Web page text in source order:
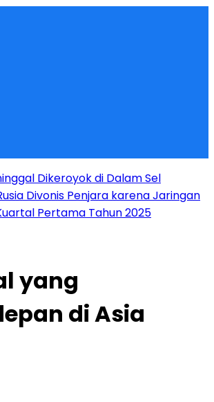
Dikeroyok di Dalam Sel
Divonis Penjara karena Jaringan
Pertama Tahun 2025
yang
di Asia